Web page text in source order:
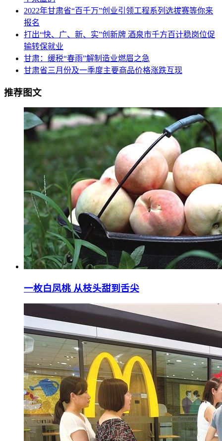
2022年甘肃省“百千万”创业引领工程系列选拔赛等你来
报名
打出“快、广、新、实”创新牌 酒泉市千方百计稳岗位促
输转保就业
甘肃：缓税“春雨”解制造业燃眉之急
甘肃省三月份及一季度主要商品价格涨跌互现
推荐图文
一枚白凤桃 从枝头甜到舌尖